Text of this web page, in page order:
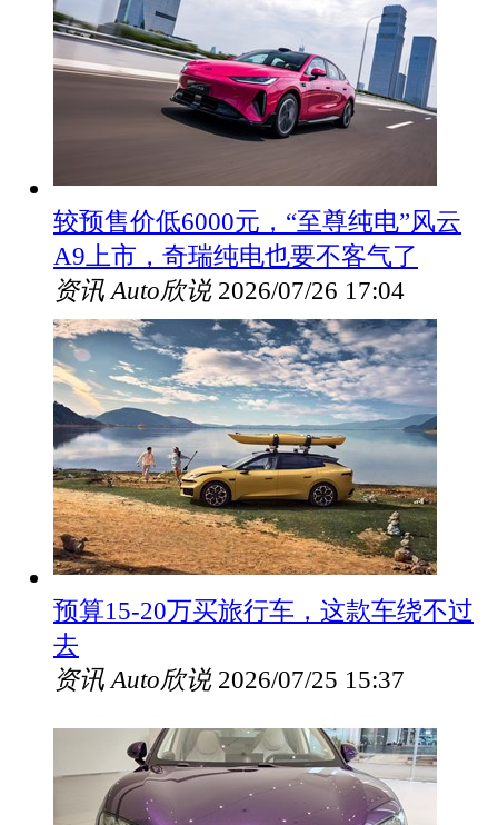
较预售价低6000元，“至尊纯电”风云
A9上市，奇瑞纯电也要不客气了
资讯 Auto欣说 2026/07/26 17:04
预算15-20万买旅行车，这款车绕不过
去
资讯 Auto欣说 2026/07/25 15:37